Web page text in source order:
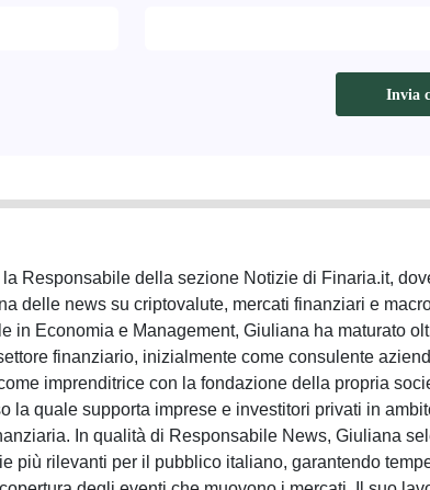
Responsabile della sezione Notizie di Finaria.it,
delle news su criptovalute, mercati finanziari e
in Economia e Management, Giuliana ha maturato
finanziario, inizialmente come consulente
imprenditrice con la fondazione della propria
la quale supporta imprese e investitori privati in
In qualità di Responsabile News, Giuliana
più rilevanti per il pubblico italiano, garantendo